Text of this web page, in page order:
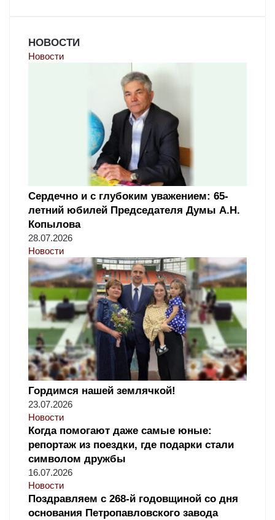
НОВОСТИ
Новости
Сердечно и с глубоким уважением: 65-
летний юбилей Председателя Думы А.Н.
Копылова
28.07.2026
Новости
Гордимся нашей землячкой!
23.07.2026
Новости
Когда помогают даже самые юные:
репортаж из поездки, где подарки стали
символом дружбы
16.07.2026
Новости
Поздравляем с 268-й годовщиной со дня
основания Петропавловского завода